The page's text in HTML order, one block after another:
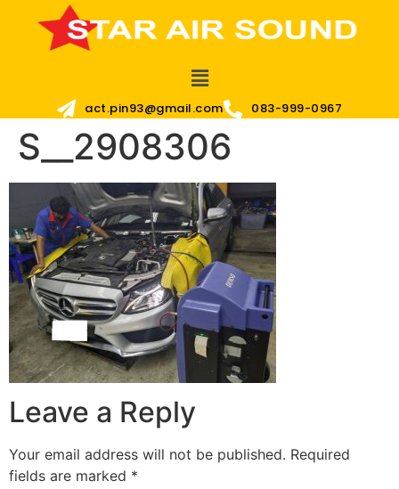
act.pin93@gmail.com 083-999-0967
S__2908306
Leave a Reply
Your email address will not be published. Required
fields are marked *